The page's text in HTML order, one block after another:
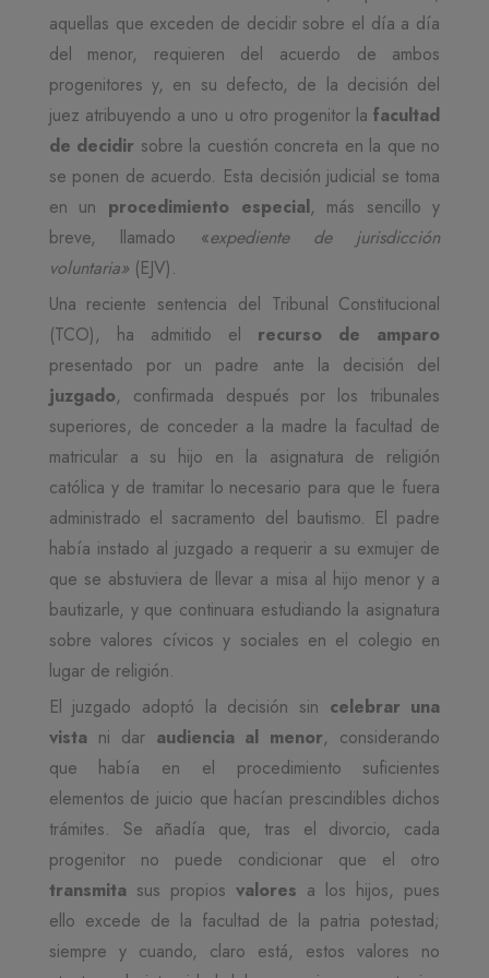
aquellas que exceden de decidir sobre el día a día
del menor, requieren del acuerdo de ambos
progenitores y, en su defecto, de la decisión del
juez atribuyendo a uno u otro progenitor lafacultad
de decidir sobre la cuestión concreta en la que no
se ponen de acuerdo. Esta decisión judicial se toma
en un procedimiento especial, más sencillo y
breve, llamado «expediente de jurisdicción
voluntaria»(EJV).
Una reciente sentencia del Tribunal Constitucional
(TCO), ha admitido el recurso de amparo
presentado por un padre ante la decisión del
juzgado, confirmada después por los tribunales
superiores, de conceder a la madre la facultad de
matricular a su hijo en la asignatura de religión
católica y de tramitar lo necesario para que le fuera
administrado el sacramento del bautismo. El padre
había instado al juzgado a requerir a su exmujer de
que se abstuviera de llevar a misa al hijo menor y a
bautizarle, y que continuara estudiando la asignatura
sobre valores cívicos y sociales en el colegio en
lugar de religión.
El juzgado adoptó la decisión sin celebrar una
vistani dar audiencia al menor, considerando
que había en el procedimiento suficientes
elementos de juicio que hacían prescindibles dichos
trámites. Se añadía que, tras el divorcio, cada
progenitor no puede condicionar que el otro
transmitasus propios valores a los hijos, pues
ello excede de la facultad de la patria potestad;
siempre y cuando, claro está, estos valores no